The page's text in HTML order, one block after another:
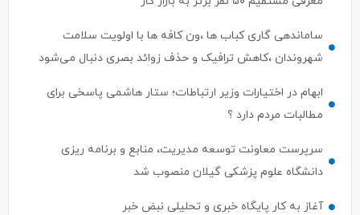
ساماندهی گاری کباب ها ،ون کافه ها با اولویت سلامت
شهروندان ،کاهش ترافیک و حذف زوائد بصری دنبال می‌شود
ابهام در اختیارات وزیر ارتباطات؛ ستار هاشمی پاسخی برای
مطالبات مردم دارد ؟
سرپرست معاونت توسعه مدیریت، منابع و برنامه ریزی
دانشگاه علوم پزشکی گیلان منصوب شد
آغاز به کار پایگاه خبری و تحلیلی نبض خبر